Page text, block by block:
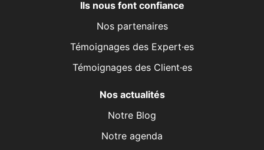
Ils nous font confiance
Nos partenaires
Témoignages des Expert·es
Témoignages des Client·es
Nos actualités
Notre Blog
Notre agenda